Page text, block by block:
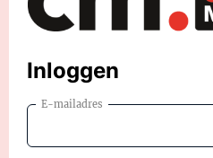
Inloggen
E-mailadres